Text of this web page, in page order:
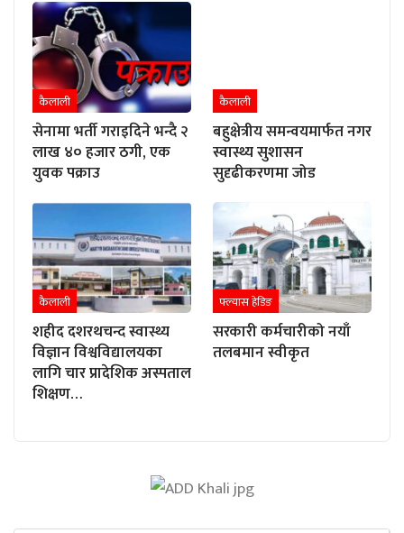
कैलाली
सेनामा भर्ती गराइदिने भन्दै २
लाख ४० हजार ठगी, एक
युवक पक्राउ
कैलाली
बहुक्षेत्रीय समन्वयमार्फत नगर
स्वास्थ्य सुशासन
सुदृढीकरणमा जोड
कैलाली
शहीद दशरथचन्द स्वास्थ्य
विज्ञान विश्वविद्यालयका
लागि चार प्रादेशिक अस्पताल
शिक्षण…
फ्ल्यास हेडिङ
सरकारी कर्मचारीको नयाँ
तलबमान स्वीकृत